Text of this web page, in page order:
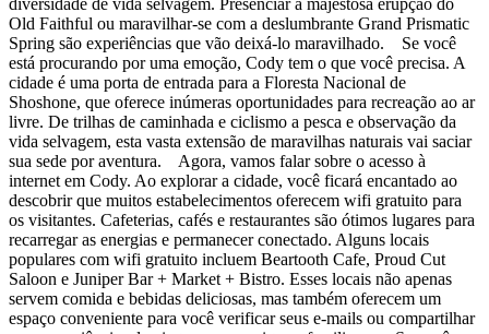
diversidade de vida selvagem. Presenciar a majestosa erupção do
Old Faithful ou maravilhar-se com a deslumbrante Grand Prismatic
Spring são experiências que vão deixá-lo maravilhado. Se você
está procurando por uma emoção, Cody tem o que você precisa. A
cidade é uma porta de entrada para a Floresta Nacional de
Shoshone, que oferece inúmeras oportunidades para recreação ao ar
livre. De trilhas de caminhada e ciclismo a pesca e observação da
vida selvagem, esta vasta extensão de maravilhas naturais vai saciar
sua sede por aventura. Agora, vamos falar sobre o acesso à
internet em Cody. Ao explorar a cidade, você ficará encantado ao
descobrir que muitos estabelecimentos oferecem wifi gratuito para
os visitantes. Cafeterias, cafés e restaurantes são ótimos lugares para
recarregar as energias e permanecer conectado. Alguns locais
populares com wifi gratuito incluem Beartooth Cafe, Proud Cut
Saloon e Juniper Bar + Market + Bistro. Esses locais não apenas
servem comida e bebidas deliciosas, mas também oferecem um
espaço conveniente para você verificar seus e-mails ou compartilhar